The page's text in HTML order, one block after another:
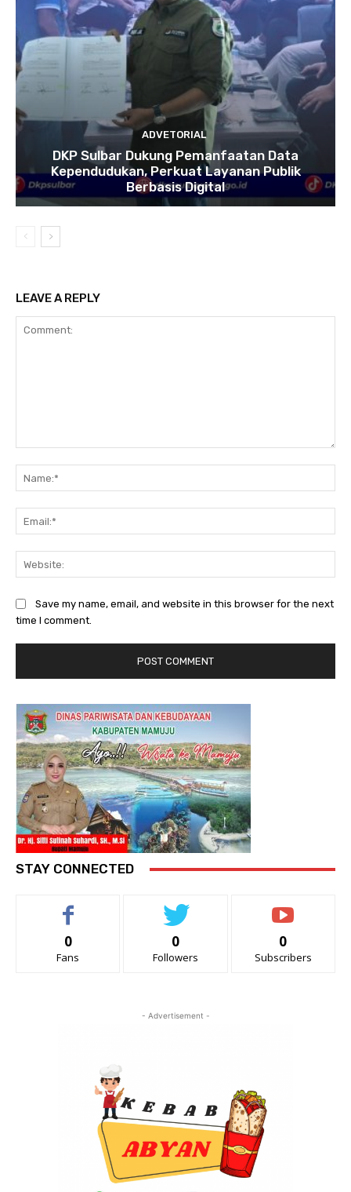
ADVETORIAL
DKP Sulbar Dukung Pemanfaatan Data
Kependudukan, Perkuat Layanan Publik
Berbasis Digital
LEAVE A REPLY
Save my name, email, and website in this browser for the next
time I comment.
STAY CONNECTED
0
Fans
0
Followers
0
Subscribers
- Advertisement -